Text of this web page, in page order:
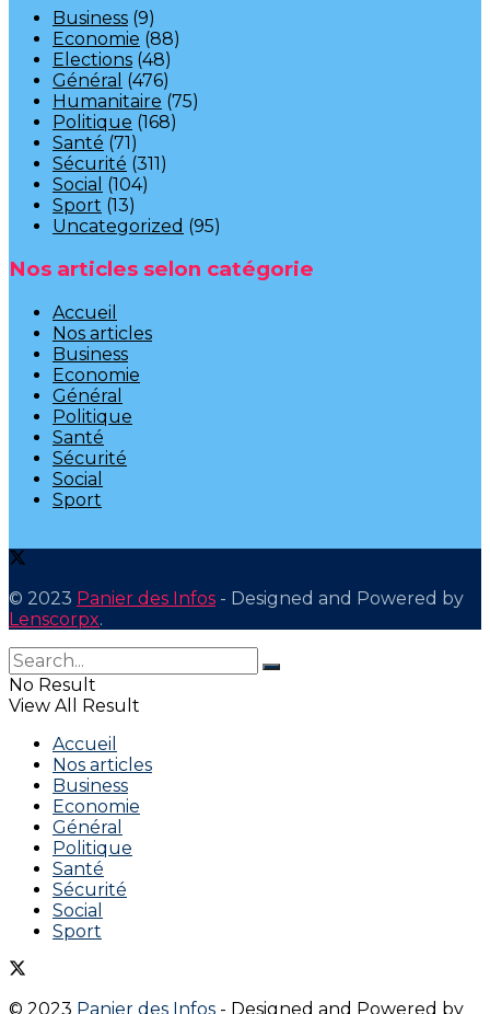
Business (9)
Economie (88)
Elections (48)
Général (476)
Humanitaire (75)
Politique (168)
Santé (71)
Sécurité (311)
Social (104)
Sport (13)
Uncategorized (95)
Nos articles selon catégorie
Accueil
Nos articles
Business
Economie
Général
Politique
Santé
Sécurité
Social
Sport
© 2023 Panier des Infos - Designed and Powered by
Lenscorpx.
No Result
View All Result
Accueil
Nos articles
Business
Economie
Général
Politique
Santé
Sécurité
Social
Sport
© 2023 Panier des Infos - Designed and Powered by